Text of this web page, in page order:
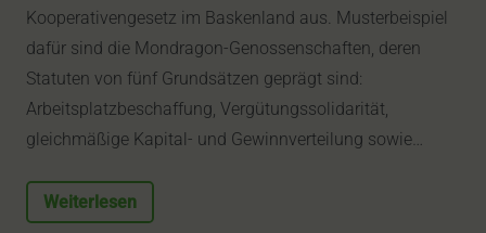
Kooperativengesetz im Baskenland aus. Musterbeispiel
dafür sind die Mondragon-Genossenschaften, deren
Statuten von fünf Grundsätzen geprägt sind:
Arbeitsplatzbeschaffung, Vergütungssolidarität,
gleichmäßige Kapital- und Gewinnverteilung sowie…
Weiterlesen